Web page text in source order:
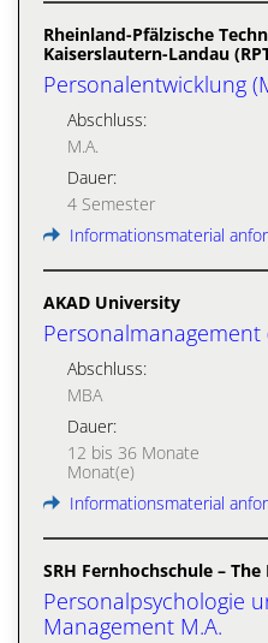
Rheinland-Pfälzische
Kaiserslautern-Landau
Personalentwicklung
Abschluss:
M.A.
Dauer:
4 Semester
Informationsmaterial
AKAD University
Personalmanagement
Abschluss:
MBA
Dauer:
12 bis 36 Monate
Monat(e)
Informationsmaterial
SRH Fernhochschule –
Personalpsychologie
Management M.A.